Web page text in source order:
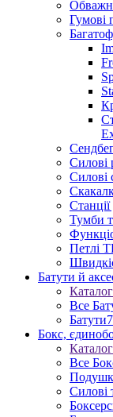
Гумові
Силові
Силові
Тумби
Петлі
Батути й
Каталог
Все
Батути
Бокс,
Каталог
Все
Силові